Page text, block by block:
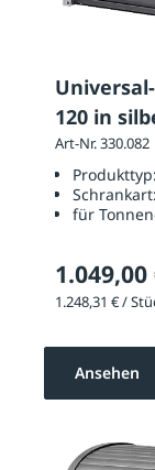
120 in
Rück-/
Art-Nr. 330.082
Produkttyp:
Schrankart:
für
1.049,00
Ansehen